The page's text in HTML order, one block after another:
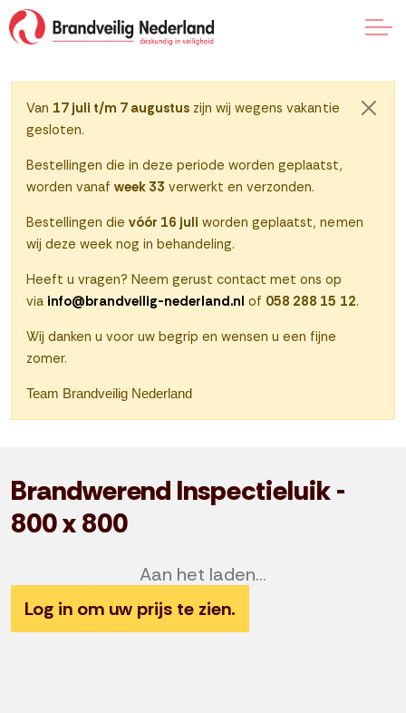
Naar klantenportaal
0
Van 17 juli t/m 7 augustus zijn wij wegens vakantie
gesloten.
Bestellingen die in deze periode worden geplaatst,
worden vanafweek 33 verwerkt en verzonden.
Bestellingen dievóór 16 juli worden geplaatst, nemen
wij deze week nog in behandeling.
Heeft u vragen? Neem gerust contact met ons op
via info@brandveilig-nederland.nl of 058 288 15 12.
Wij danken u voor uw begrip en wensen u een fijne
zomer.
Team Brandveilig Nederland
Brandwerend Inspectieluik -
800 x 800
Aan het laden...
Log in om uw prijs te zien.